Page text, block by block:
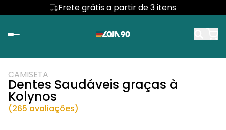
Frete grátis a partir de 3 itens
CAMISETA
Dentes Saudáveis graças à
Kolynos
(265 avaliações)